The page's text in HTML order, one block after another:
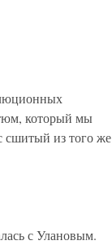
который мы
сшитый из того же
с Улановым.